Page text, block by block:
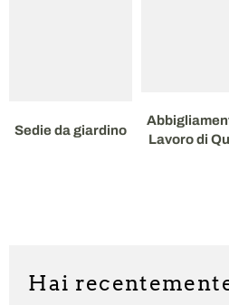
Sedie da giardino
Lavoro di
Hai